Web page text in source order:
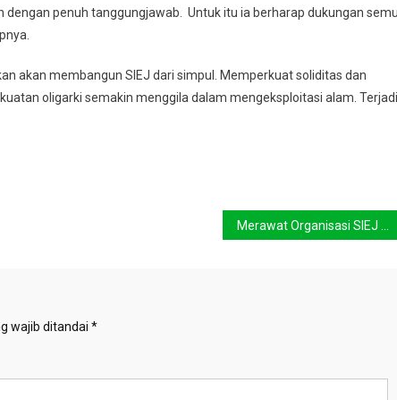
penuh tanggungjawab. Untuk itu ia berharap dukungan
akan membangun SIEJ dari simpul. Memperkuat soliditas dan
oligarki semakin menggila dalam mengeksploitasi alam. Terjadi
wajib ditandai *